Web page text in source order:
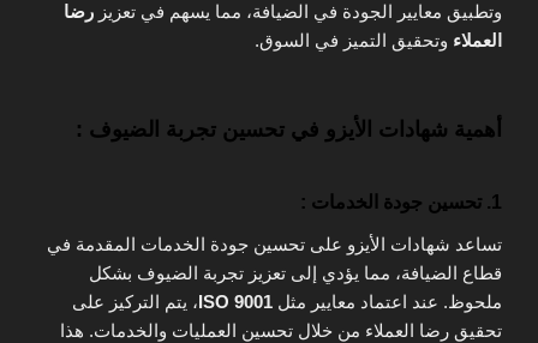
وتطبيق معايير الجودة في الضيافة، مما يسهم في تعزيز رضا
العملاء وتحقيق التميز في السوق.
أهمية شهادات الأيزو في تحسين تجربة الضيوف :
1. تحسين جودة الخدمات :
تساعد شهادات الأيزو على تحسين جودة الخدمات المقدمة في
قطاع الضيافة، مما يؤدي إلى تعزيز تجربة الضيوف بشكل
ملحوظ. عند اعتماد معايير مثل ISO 9001، يتم التركيز على
تحقيق رضا العملاء من خلال تحسين العمليات والخدمات. هذا